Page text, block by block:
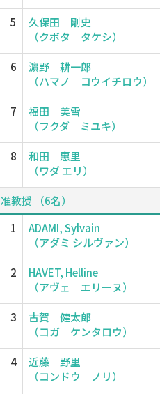
5
久保田 剛史
（クボタ タケシ）
6
濵野 耕一郎
（ハマノ コウイチロウ）
7
福田 美雪
（フクダ ミユキ）
8
和田 惠里
（ワダ エリ）
准教授 （6名）
1
ADAMI, Sylvain
（アダミ シルヴァン）
2
HAVET, Helline
（アヴェ エリーヌ）
3
古賀 健太郎
（コガ ケンタロウ）
4
近藤 野里
（コンドウ ノリ）